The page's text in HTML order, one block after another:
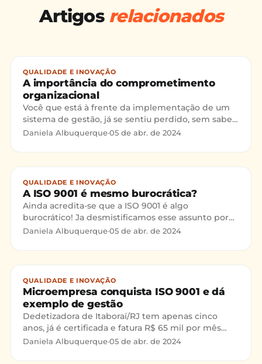
Artigos relacionados
QUALIDADE E INOVAÇÃO
A importância do comprometimento
organizacional
Você que está à frente da implementação de um
sistema de gestão, já se sentiu perdido, sem saber
como fazer para envolver seus colaboradores nesse
Daniela Albuquerque·05 de abr. de 2024
QUALIDADE E INOVAÇÃO
A ISO 9001 é mesmo burocrática?
Ainda acredita-se que a ISO 9001 é algo
burocrático! Ja desmistificamos esse assunto por
diversas vezes aqui no blog, mas ele sempre é uma
Daniela Albuquerque·05 de abr. de 2024
QUALIDADE E INOVAÇÃO
Microempresa conquista ISO 9001 e dá
exemplo de gestão
Dedetizadora de Itaboraí/RJ tem apenas cinco
anos, já é certificada e fatura R$ 65 mil por mês
Maria Eugênia Maciel Ribeiro e o marido Edson
Daniela Albuquerque·05 de abr. de 2024